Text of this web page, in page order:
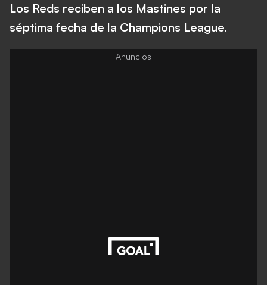
Los Reds reciben a los Mastines por la
séptima fecha de la Champions League.